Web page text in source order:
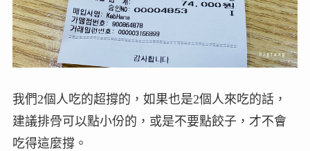
我們2個人吃的超撐的，如果也是2個人來吃的話，
建議排骨可以點小份的，或是不要點餃子，才不會
吃得這麼撐。